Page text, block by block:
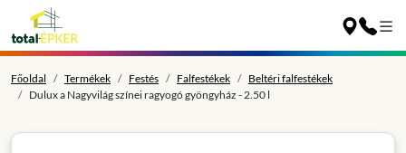
Főoldal Termékek Festés Falfestékek
Beltéri falfestékek
Dulux a Nagyvilág színei ragyogó gyöngyház - 2.50 l